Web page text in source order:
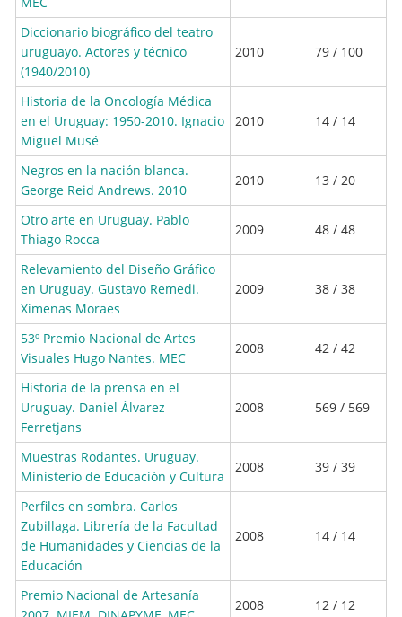
Diccionario biográfico del teatro
uruguayo. Actores y técnico
(1940/2010)
2010 79 / 100
Historia de la Oncología Médica
en el Uruguay: 1950-2010. Ignacio
Miguel Musé
2010 14 / 14
Negros en la nación blanca.
George Reid Andrews. 2010
2010 13 / 20
Otro arte en Uruguay. Pablo
Thiago Rocca
2009 48 / 48
Relevamiento del Diseño Gráfico
en Uruguay. Gustavo Remedi.
Ximenas Moraes
2009 38 / 38
53º Premio Nacional de Artes
Visuales Hugo Nantes. MEC
2008 42 / 42
Historia de la prensa en el
Uruguay. Daniel Álvarez
Ferretjans
2008 569 / 569
Muestras Rodantes. Uruguay.
Ministerio de Educación y Cultura
2008 39 / 39
Perfiles en sombra. Carlos
Zubillaga. Librería de la Facultad
de Humanidades y Ciencias de la
Educación
2008 14 / 14
Premio Nacional de Artesanía
2008 12 / 12